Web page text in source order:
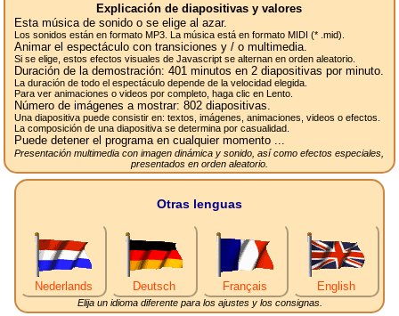
Explicación de diapositivas y valores
Esta música de sonido o se elige al azar.
Los sonidos están en formato MP3. La música está en formato MIDI (* .mid).
Animar el espectáculo con transiciones y / o multimedia.
Si se elige, estos efectos visuales de Javascript se alternan en orden aleatorio.
Duración de la demostración:401 minutos en 2diapositivas por minuto.
La duración de todo el espectáculo depende de la velocidad elegida.
Para ver animaciones o videos por completo, haga clic en Lento.
Número de imágenes a mostrar:802 diapositivas.
Una diapositiva puede consistir en: textos, imágenes, animaciones, videos o efectos.
La composición de una diapositiva se determina por casualidad.
Puede detener el programa en cualquier momento ...
Presentación multimedia con imagen dinámica y sonido, así como efectos especiales,
presentados en orden aleatorio.
Otras lenguas
Nederlands Deutsch Français English
Elija un idioma diferente para los ajustes y los consignas.